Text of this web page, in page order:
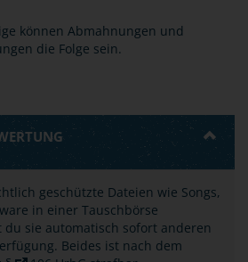
können Abmahnungen und
die Folge sein.
geschützte Dateien wie Songs,
in einer Tauschbörse
sie automatisch sofort anderen
Beides ist nach dem